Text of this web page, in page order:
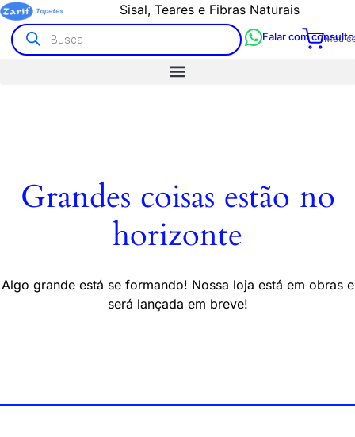
Sisal, Teares e Fibras Naturais
Meu
Falar com
Grandes coisas estão no
horizonte
Algo grande está se formando! Nossa loja está em obras e
será lançada em breve!